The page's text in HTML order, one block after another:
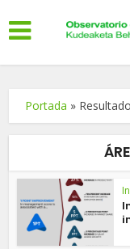
Portada »